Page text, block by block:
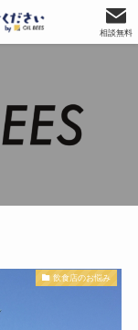
相談無料
飲食店のお悩み